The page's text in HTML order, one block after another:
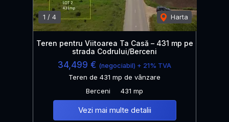
1 / 4 Harta
Teren pentru Viitoarea Ta Casă – 431 mp pe
strada Codrului/Berceni
34,499 € (negociabil) + 21% TVA
Teren de 431 mp de vânzare
Berceni
431 mp
Vezi mai multe detalii